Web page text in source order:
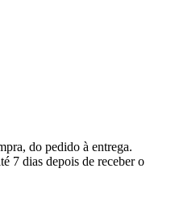
do pedido à entrega.
7 dias depois de receber o